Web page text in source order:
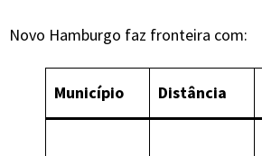
Novo Hamburgo faz fronteira com:
Município Distância